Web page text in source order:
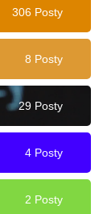
306 Posty
8 Posty
29 Posty
4 Posty
2 Posty